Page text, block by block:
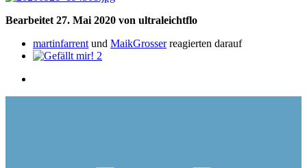
Bearbeitet 27. Mai 2020 von ultraleichtflo
martinfarrent und MaikGrosserreagierten darauf
2